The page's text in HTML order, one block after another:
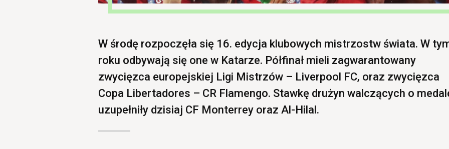
W środę rozpoczęła się 16. edycja klubowych mistrzostw świata. W
roku odbywają się one w Katarze. Półfinał mieli zagwarantowany
zwycięzca europejskiej Ligi Mistrzów – Liverpool FC, oraz zwycięzca
Copa Libertadores – CR Flamengo. Stawkę drużyn walczących o
uzupełniły dzisiaj CF Monterrey oraz Al-Hilal.